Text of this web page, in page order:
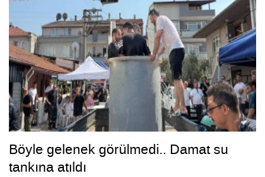
Böyle gelenek görülmedi.. Damat su
tankına atıldı